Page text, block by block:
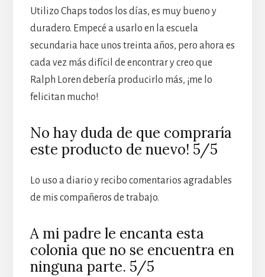
Utilizo Chaps todos los días, es muy bueno y
duradero. Empecé a usarlo en la escuela
secundaria hace unos treinta años, pero ahora es
cada vez más difícil de encontrar y creo que
Ralph Loren debería producirlo más, ¡me lo
felicitan mucho!
No hay duda de que compraría
este producto de nuevo! 5/5
Lo uso a diario y recibo comentarios agradables
de mis compañeros de trabajo.
A mi padre le encanta esta
colonia que no se encuentra en
ninguna parte. 5/5